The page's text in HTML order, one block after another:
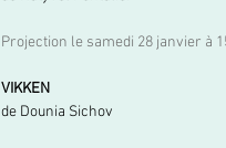
Projection le samedi 28 janvier à
VIKKEN
de Dounia Sichov